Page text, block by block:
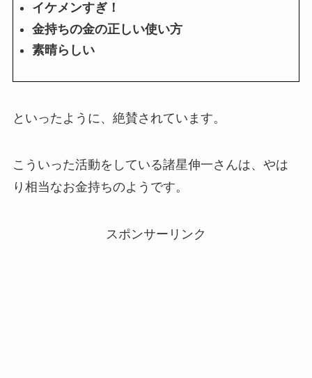
イケメンすぎ！
金持ちの金の正しい使い方
素晴らしい
といったように、絶賛されています。
こういった活動をしている諸星伸一さんは、やは
り相当なお金持ちのようです。
スポンサーリンク